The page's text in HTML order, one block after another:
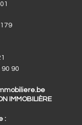
90 90
IMMOBILIÈRE
: